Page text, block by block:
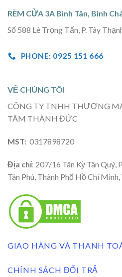
RÈM CỬA 3A Bình Tân, Bình
Số 588 Lê Trọng Tấn, P. Tây
PHONE: 0925 151 666
VỀ CHÚNG TÔI
CÔNG TY TNHH THƯƠNG
TÂM THÀNH ĐỨC
MST: 0317898720
Địa chỉ: 207/16 Tân Kỳ Tân Quý,
Tân Phú, Thành Phố Hồ Chí
GIAO HÀNG VÀ THANH
CHÍNH SÁCH ĐỔI TRẢ